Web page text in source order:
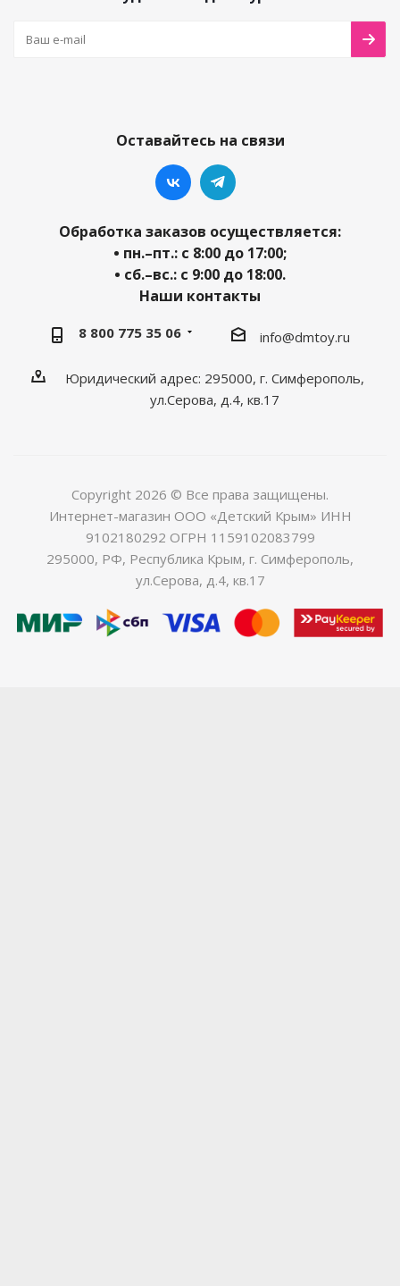
Оставайтесь на связи
Обработка заказов осуществляется:
• пн.–пт.: с 8:00 до 17:00;
• сб.–вс.: с 9:00 до 18:00.
Наши контакты
8 800 775 35 06 info@dmtoy.ru
Юридический адрес: 295000, г. Симферополь,
ул.Серова, д.4, кв.17
Copyright 2026 © Все права защищены.
Интернет-магазин ООО «Детский Крым» ИНН
9102180292 ОГРН 1159102083799
295000, РФ, Республика Крым, г. Симферополь,
ул.Серова, д.4, кв.17